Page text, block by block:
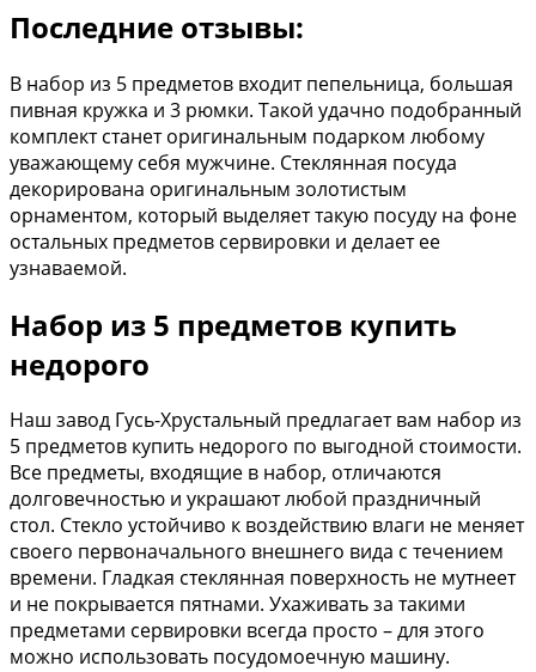
Последние отзывы:
В набор из 5 предметов входит пепельница, большая
пивная кружка и 3 рюмки. Такой удачно подобранный
комплект станет оригинальным подарком любому
уважающему себя мужчине. Стеклянная посуда
декорирована оригинальным золотистым
орнаментом, который выделяет такую посуду на фоне
остальных предметов сервировки и делает ее
узнаваемой.
Набор из 5 предметов купить
недорого
Наш завод Гусь-Хрустальный предлагает вам набор из
5 предметов купить недорого по выгодной стоимости.
Все предметы, входящие в набор, отличаются
долговечностью и украшают любой праздничный
стол. Стекло устойчиво к воздействию влаги не меняет
своего первоначального внешнего вида с течением
времени. Гладкая стеклянная поверхность не мутнеет
и не покрывается пятнами. Ухаживать за такими
предметами сервировки всегда просто – для этого
можно использовать посудомоечную машину.